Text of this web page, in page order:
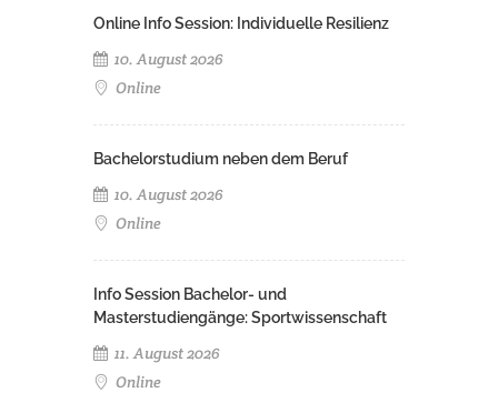
Online Info Session: Individuelle Resilienz
10. August 2026
Online
Bachelorstudium neben dem Beruf
10. August 2026
Online
Info Session Bachelor- und
Masterstudiengänge: Sportwissenschaft
11. August 2026
Online